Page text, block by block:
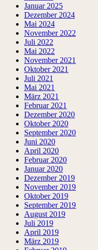
Januar 2025
Dezember 2024
Mai 2024
November 2022
Juli 2022
Mai 2022
November 2021
Oktober 2021
Juli 2021
Mai 2021
März 2021
Februar 2021
Dezember 2020
Oktober 2020
September 2020
Juni 2020
April 2020
Februar 2020
Januar 2020
Dezember 2019
November 2019
Oktober 2019
September 2019
August 2019
Juli 2019
April 2019
März 2019